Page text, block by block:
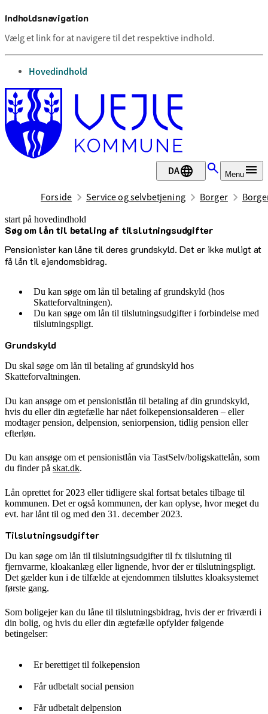
Indholdsnavigation
Vælg et link for at navigere til det respektive indhold.
gå til
Hovedindhold
DA Menu
Forside Service og selvbetjening Borger
start på hovedindhold
Søg om lån til betaling af tilslutningsudgifter
Pensionister kan låne til deres grundskyld. Det er ikke muligt at
få lån til ejendomsbidrag.
senest opdateret 12. august 2025
Du kan søge om lån til betaling af grundskyld (hos
Skatteforvaltningen).
Du kan søge om lån til tilslutningsudgifter i forbindelse med
tilslutningspligt.
Grundskyld
Du skal søge om lån til betaling af grundskyld hos
Skatteforvaltningen.
Du kan ansøge om et pensionistlån til betaling af din grundskyld,
hvis du eller din ægtefælle har nået folkepensionsalderen – eller
modtager pension, delpension, seniorpension, tidlig pension eller
efterløn.
Du kan ansøge om et pensionistlån via TastSelv/boligskattelån, som
du finder på skat.dk.
Lån oprettet for 2023 eller tidligere skal fortsat betales tilbage til
kommunen. Det er også kommunen, der kan oplyse, hvor meget du
evt. har lånt til og med den 31. december 2023.
Tilslutningsudgifter
Du kan søge om lån til tilslutningsudgifter til fx tilslutning til
fjernvarme, kloakanlæg eller lignende, hvor der er tilslutningspligt.
Det gælder kun i de tilfælde at ejendommen tilsluttes kloaksystemet
første gang.
Som boligejer kan du låne til tilslutningsbidrag, hvis der er friværdi i
din bolig, og hvis du eller din ægtefælle opfylder følgende
betingelser:
Er berettiget til folkepension
Får udbetalt social pension
Får udbetalt delpension